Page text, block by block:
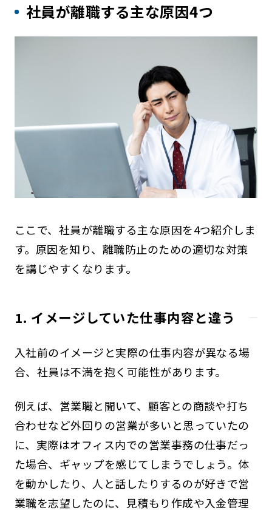
社員が離職する主な原因4つ
ここで、社員が離職する主な原因を4つ紹介しま
す。原因を知り、離職防止のための適切な対策
を講じやすくなります。
1. イメージしていた仕事内容と違う
入社前のイメージと実際の仕事内容が異なる場
合、社員は不満を抱く可能性があります。
例えば、営業職と聞いて、顧客との商談や打ち
合わせなど外回りの営業が多いと思っていたの
に、実際はオフィス内での営業事務の仕事だっ
た場合、ギャップを感じてしまうでしょう。体
を動かしたり、人と話したりするのが好きで営
業職を志望したのに、見積もり作成や入金管理